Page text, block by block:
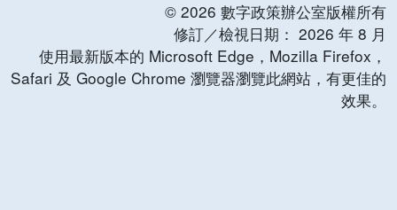
© 2026 數字政策辦公室版權所有
修訂／檢視日期： 2026 年 8 月
使用最新版本的 Microsoft Edge，Mozilla Firefox，
Safari 及 Google Chrome 瀏覽器瀏覽此網站，有更佳的
效果。